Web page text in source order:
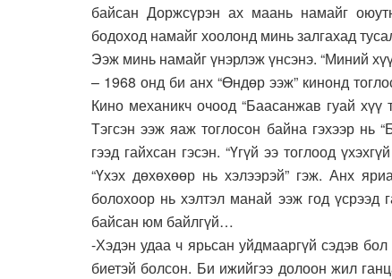
байсан Доржсүрэн ах маань намайг
бодоход намайг хоолонд минь залгахад
Ээж минь намайг үнэрлэж үнсэнэ. “Миний
– 1968 онд би анх “Өндөр ээж” кинонд
Кино механикч очоод “Баасанжав гуай хүү
Тэгсэн ээж яаж тоглосон байна гэхээр нь
гээд гайхсан гэсэн. “Үгүй ээ тоглоод
“Үхэх дөхөхөөр нь хэлээрэй” гэж. Анх
болохоор нь хэлтэл манай ээж год үсрээд
байсан юм байлгүй…
-Хэдэн удаа ч ярьсан уйдмааргүй сэдэв
биетэй болсон. Би ижийгээ долоон жил